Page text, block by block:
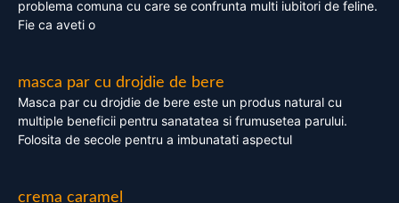
problema comuna cu care se confrunta multi iubitori de feline.
Fie ca aveti o
masca par cu drojdie de bere
Masca par cu drojdie de bere este un produs natural cu
multiple beneficii pentru sanatatea si frumusetea parului.
Folosita de secole pentru a imbunatati aspectul
crema caramel